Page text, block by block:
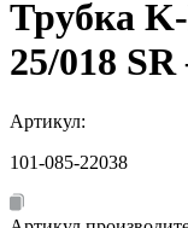
Трубка
25/018
Артикул:
101-085-22038